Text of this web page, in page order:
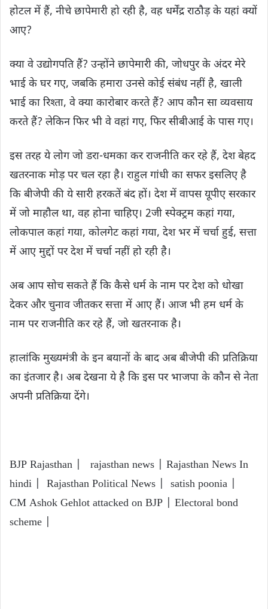
होटल में हैं, नीचे छापेमारी हो रही है, वह धर्मेंद्र राठौड़ के यहां क्यों
आए?
क्या वे उद्योगपति हैं? उन्होंने छापेमारी की, जोधपुर के अंदर मेरे
भाई के घर गए, जबकि हमारा उनसे कोई संबंध नहीं है, खाली
भाई का रिश्ता, वे क्या कारोबार करते हैं? आप कौन सा व्यवसाय
करते हैं? लेकिन फिर भी वे वहां गए, फिर सीबीआई के पास गए।
इस तरह ये लोग जो डरा-धमका कर राजनीति कर रहे हैं, देश बेहद
खतरनाक मोड़ पर चल रहा है। राहुल गांधी का सफर इसलिए है
कि बीजेपी की ये सारी हरकतें बंद हों। देश में वापस यूपीए सरकार
में जो माहौल था, वह होना चाहिए। 2जी स्पेक्ट्रम कहां गया,
लोकपाल कहां गया, कोलगेट कहां गया, देश भर में चर्चा हुई, सत्ता
में आए मुद्दों पर देश में चर्चा नहीं हो रही है।
अब आप सोच सकते हैं कि कैसे धर्म के नाम पर देश को धोखा
देकर और चुनाव जीतकर सत्ता में आए हैं। आज भी हम धर्म के
नाम पर राजनीति कर रहे हैं, जो खतरनाक है।
हालांकि मुख्यमंत्री के इन बयानों के बाद अब बीजेपी की प्रतिक्रिया
का इंतजार है। अब देखना ये है कि इस पर भाजपा के कौन से नेता
अपनी प्रतिक्रिया देंगे।
BJP Rajasthan | rajasthan news | Rajasthan News In
hindi | Rajasthan Political News | satish poonia |
CM Ashok Gehlot attacked on BJP | Electoral bond
scheme |